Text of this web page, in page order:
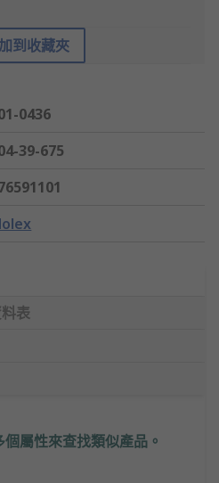
到收藏夾
0436
39-675
表
屬性來查找類似產品。